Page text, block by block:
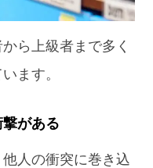
ら上級者まで多く
ます。
がある
人の衝突に巻き込